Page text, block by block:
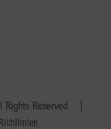
Rights Reserved |